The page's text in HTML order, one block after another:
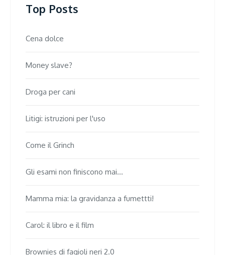
Top Posts
Cena dolce
Money slave?
Droga per cani
Litigi: istruzioni per l'uso
Come il Grinch
Gli esami non finiscono mai...
Mamma mia: la gravidanza a fumettti!
Carol: il libro e il film
Brownies di fagioli neri 2.0